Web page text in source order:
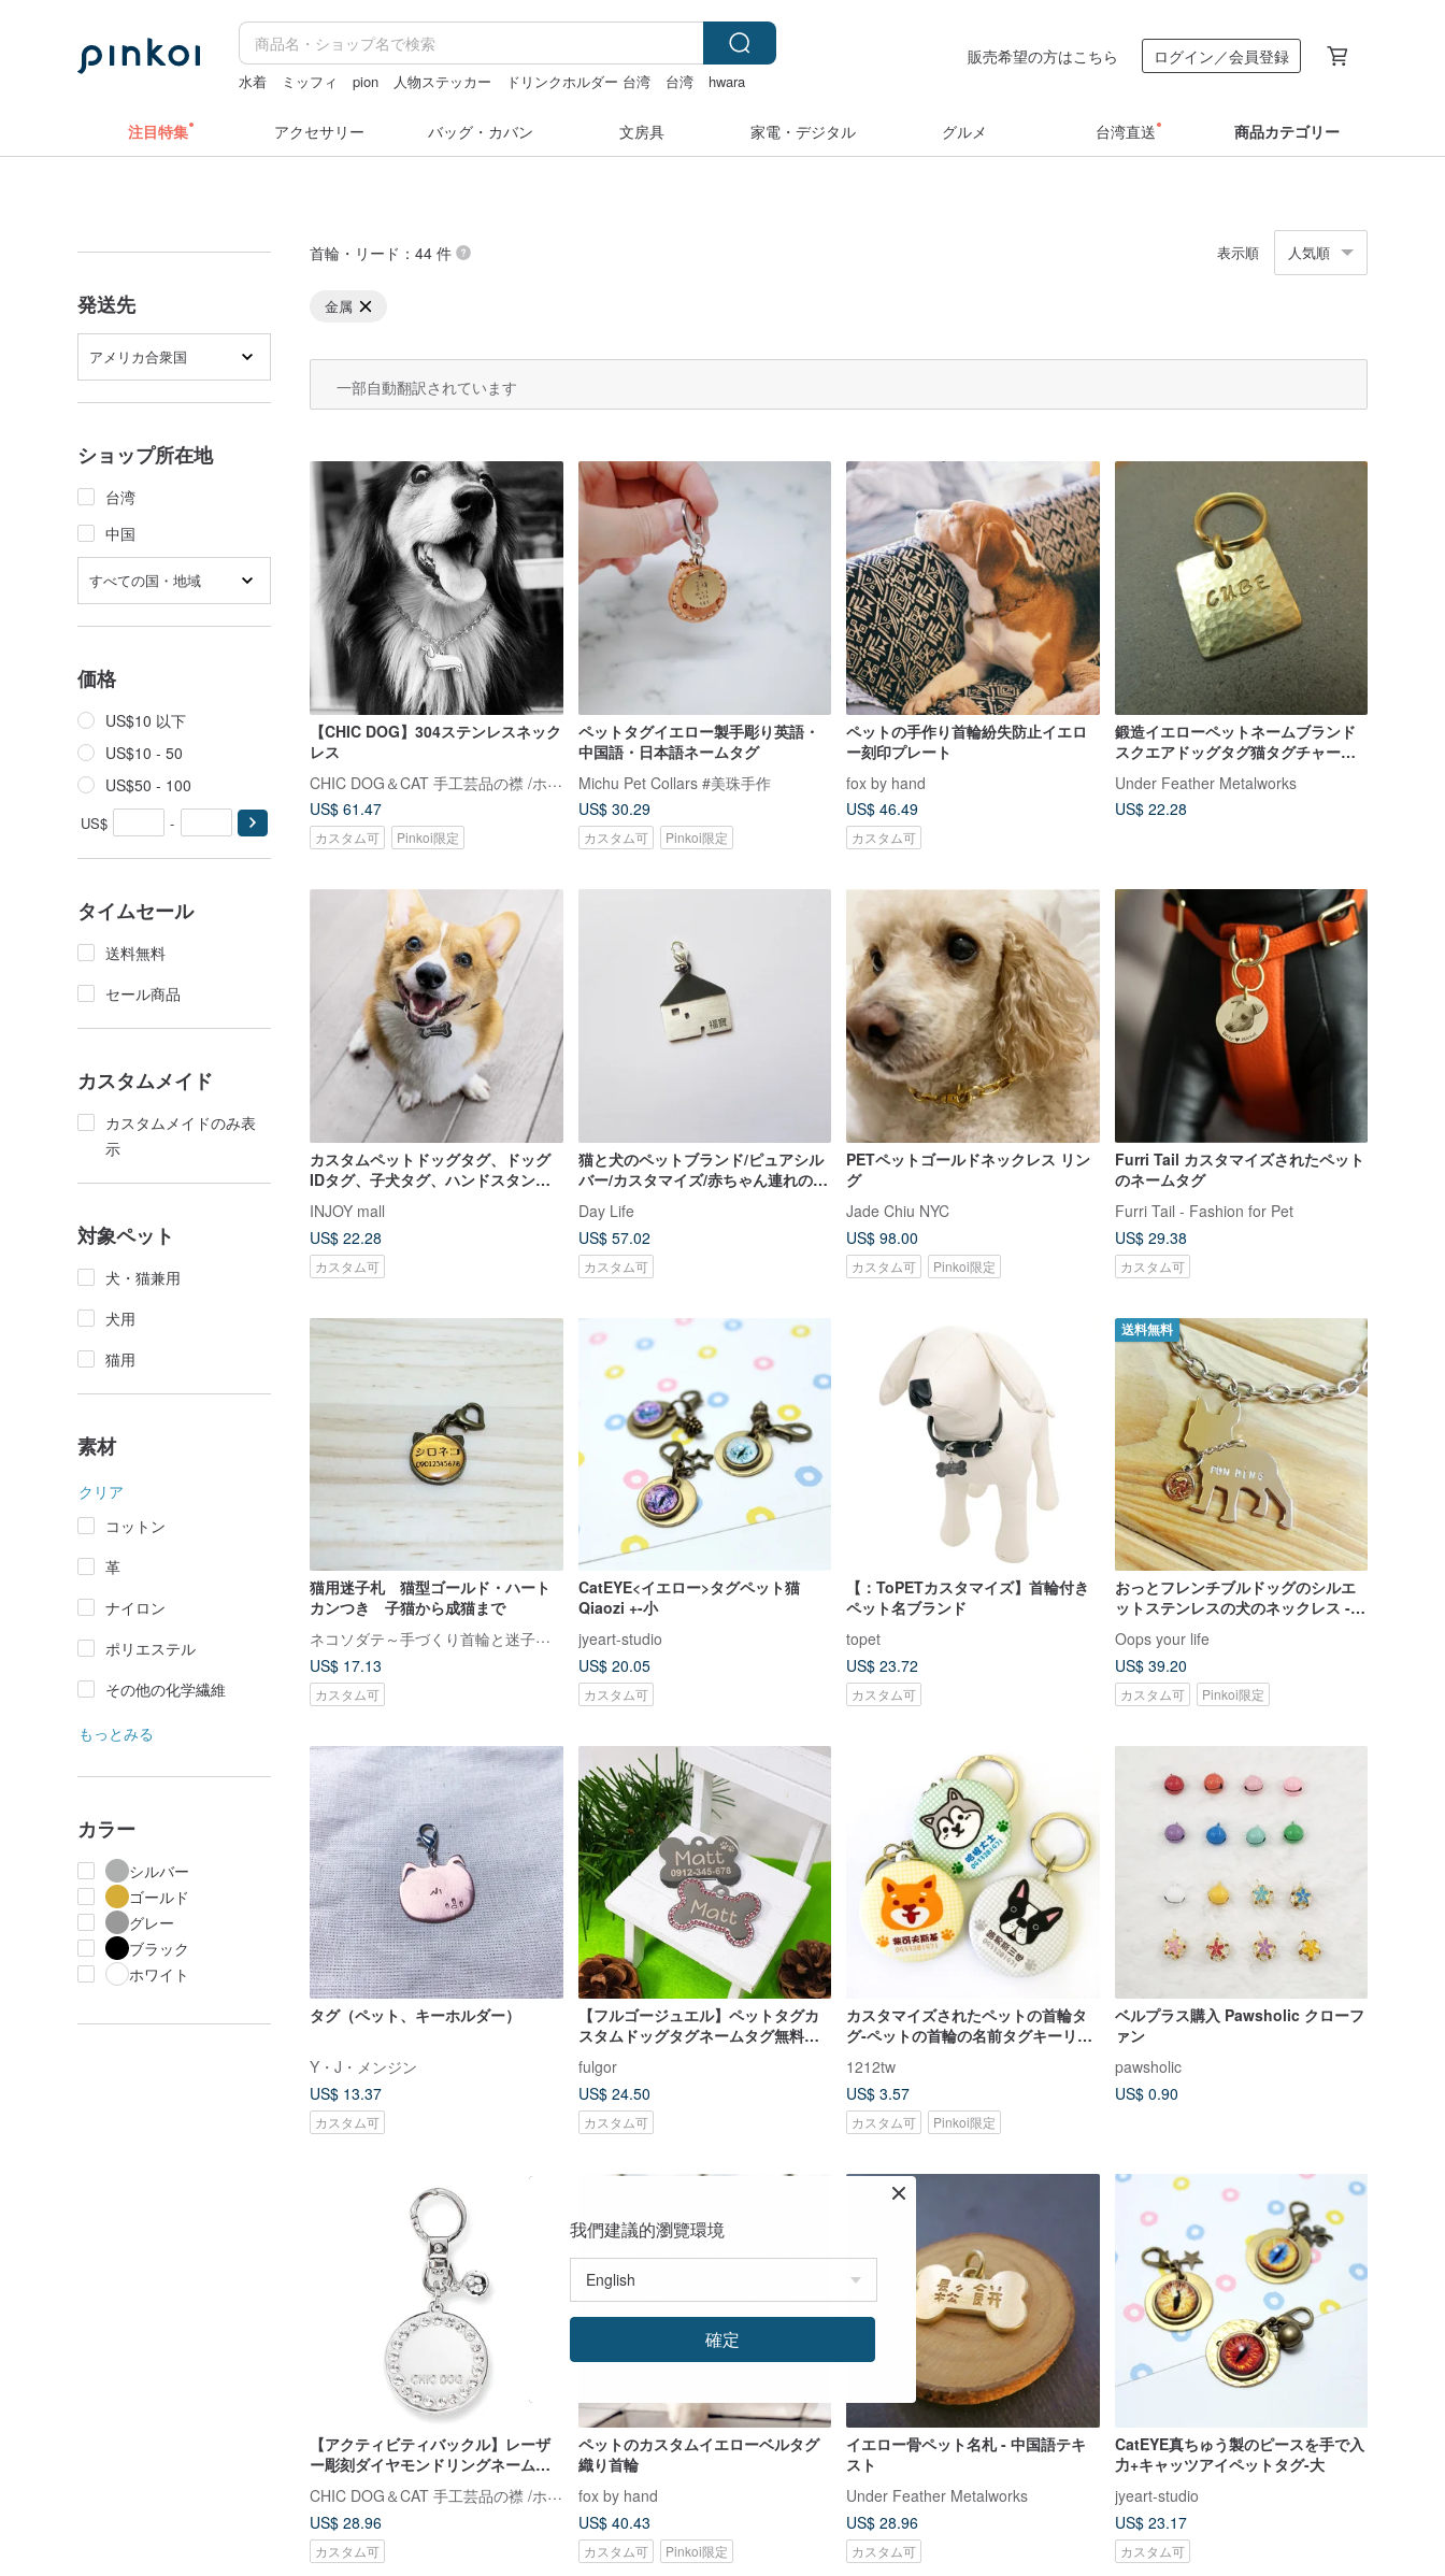
水着 ミッフィ pion 人物ステッカー ドリンクホルダー 台湾 台湾
hwara
販売希望の方はこちら ログイン／会員登録
注目特集 アクセサリー バッグ・カバン 文房具 家電・デジタル グルメ 台湾直送 商品カテゴリー
発送先
アメリカ合衆国
ショップ所在地
台湾
中国
すべての国・地域
価格
US$10 以下
US$10 - 50
US$50 - 100
US$ -
タイムセール
送料無料
セール商品
カスタムメイド
カスタムメイドのみ表
示
対象ペット
犬・猫兼用
犬用
猫用
素材
クリア
コットン
革
ナイロン
ポリエステル
その他の化学繊維
もっとみる
カラー
シルバー
ゴールド
グレー
ブラック
ホワイト
首輪・リード ：44 件 表示順 人気順
金属
一部自動翻訳されています
【CHIC DOG】304ステンレスネック
レス
CHIC DOG＆CAT 手工芸品の襟 /ホーム商品のリスト
US$ 61.47
カスタム可 Pinkoi限定
ペットタグイエロー製手彫り英語・
中国語・日本語ネームタグ
Michu Pet Collars #美珠手作
US$ 30.29
カスタム可 Pinkoi限定
ペットの手作り首輪紛失防止イエロ
ー刻印プレート
fox by hand
US$ 46.49
カスタム可
鍛造イエローペットネームブランド
スクエアドッグタグ猫タグチャーム
Under Feather Metalworks
US$ 22.28
カスタムペットドッグタグ、ドッグ
IDタグ、子犬タグ、ハンドスタンプ
INJOY mall
US$ 22.28
カスタム可
猫と犬のペットブランド/ピュアシル
バー/カスタマイズ/赤ちゃん連れの家
好き
Day Life
US$ 57.02
カスタム可
PETペットゴールドネックレス リン
グ
Jade Chiu NYC
US$ 98.00
カスタム可 Pinkoi限定
Furri Tail カスタマイズされたペット
のネームタグ
Furri Tail - Fashion for Pet
US$ 29.38
カスタム可
猫用迷子札 猫型ゴールド・ハート
カンつき 子猫から成猫まで
ネコソダテ～手づくり首輪と迷子札の店～
US$ 17.13
カスタム可
CatEYE<イエロー>タグペット猫
Qiaozi +-小
jyeart-studio
US$ 20.05
カスタム可
【：ToPETカスタマイズ】首輪付き
ペット名ブランド
topet
US$ 23.72
カスタム可
送料無料
おっとフレンチブルドッグのシルエ
ットステンレスの犬のネックレス -ク
リスマスプレゼント-
Oops your life
US$ 39.20
カスタム可 Pinkoi限定
タグ（ペット、キーホルダー）
Y・J・メンジン
US$ 13.37
カスタム可
【フルゴージュエル】ペットタグカ
スタムドッグタグネームタグ無料刻
印クリスタルダイヤモンドボーン
fulgor
US$ 24.50
カスタム可
カスタマイズされたペットの首輪タ
グ-ペットの首輪の名前タグキーリン
1212tw
US$ 3.57
カスタム可 Pinkoi限定
ベルプラス購入 Pawsholic クローフ
ァン
pawsholic
US$ 0.90
【アクティビティバックル】レーザ
ー彫刻ダイヤモンドリングネームタ
CHIC DOG＆CAT 手工芸品の襟 /ホーム商品のリスト
US$ 28.96
カスタム可
ペットのカスタムイエローベルタグ
織り首輪
fox by hand
US$ 40.43
カスタム可 Pinkoi限定
イエロー骨ペット名札 - 中国語テキ
スト
Under Feather Metalworks
US$ 28.96
カスタム可
CatEYE真ちゅう製のピースを手で入
力+キャッツアイペットタグ-大
jyeart-studio
US$ 23.17
カスタム可
我們建議的瀏覽環境
確定